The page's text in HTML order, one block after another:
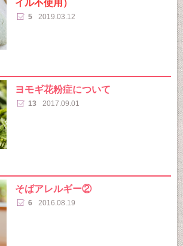
イル不使用）
5 2019.03.12
ヨモギ花粉症について
13 2017.09.01
そばアレルギー②
6 2016.08.19